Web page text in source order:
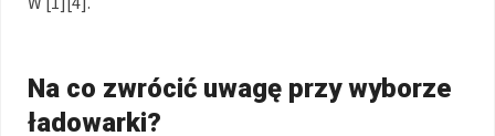
Na co zwrócić uwagę przy wyborze
ładowarki?